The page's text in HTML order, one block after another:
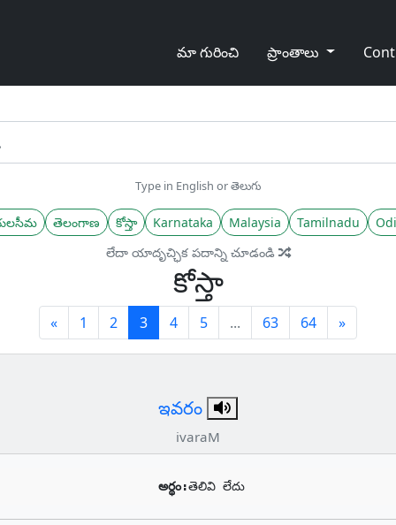
మా గురించి ప్రాంతాలు
Type in English or తెలుగు
తెలంగాణ కోస్తా Karnataka Malaysia Tamilnadu
లేదా యాదృచ్ఛిక పదాన్ని చూడండి
కోస్తా
«Previous
1 2 3(current)
4 5 ... 63 64 »Next
ఇవరం
ivaraM
అర్థం:తెలివి లేదు